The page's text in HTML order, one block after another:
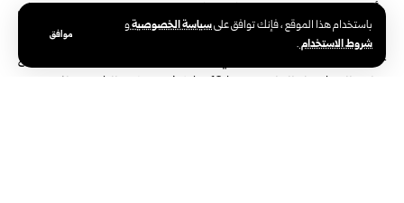
باستخدام هذا الموقع ، فإنك توافق علىسياسة الخصوصيةو
شروط الاستخدام.
موافق
وأوضح مدير مركز العمليات في الدفاع المدني السوري محمود عبدان في
تصريح لمراسل سانا اليوم الإثنين، أن مديرية الطوارئ وإدارة الكوارث في
حلب
نشرت 27 نقطة إطفاء في مختلف مناطق المحافظة للتعامل مع